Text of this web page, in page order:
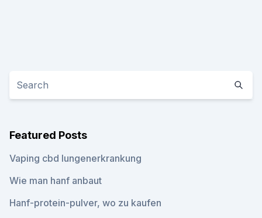
Featured Posts
Vaping cbd lungenerkrankung
Wie man hanf anbaut
Hanf-protein-pulver, wo zu kaufen